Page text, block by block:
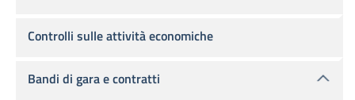
Controlli sulle attività economiche
Bandi di gara e contratti